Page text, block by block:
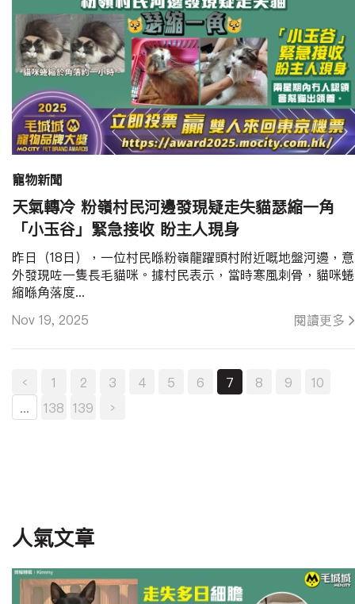
寵物新聞
天氣轉冷 粉嶺村民河邊發現疑走失貓瑟縮一角
「小玉谷」緊急接收 盼主人現身
Nov 19, 2025 閱讀更多
昨日（18日），一位村民喺粉嶺龍躍頭村附近嘅地盤河邊，意
外發現咗一隻長毛貓咪。據村民表示，當時寒風刺骨，貓咪蜷
縮喺角落度...
‹ 1 2 3 4 5 6 7 8 9
10
...
138 139 ›
人氣文章